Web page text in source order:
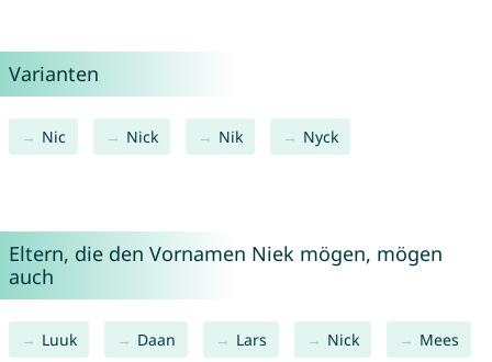
Varianten
Nic Nick Nik Nyck
Eltern, die den Vornamen Niek mögen, mögen
auch
Luuk Daan Lars Nick Mees